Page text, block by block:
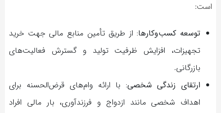
است:
توسعه کسب‌وکارها:از طریق تأمین منابع مالی جهت خرید
تجهیزات، افزایش ظرفیت تولید و گسترش فعالیت‌های
بازرگانی.
ارتقای زندگی شخصی: با ارائه وام‌های قرض‌الحسنه برای
اهداف شخصی مانند ازدواج و فرزندآوری، بار مالی افراد